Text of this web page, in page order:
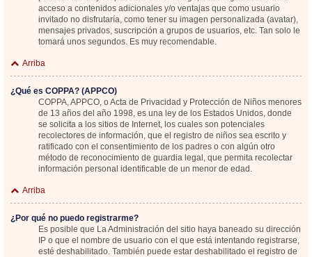
acceso a contenidos adicionales y/o ventajas que como usuario
invitado no disfrutaría, como tener su imagen personalizada (avatar),
mensajes privados, suscripción a grupos de usuarios, etc. Tan solo le
tomará unos segundos. Es muy recomendable.
Arriba
¿Qué es COPPA? (APPCO)
COPPA, APPCO, o Acta de Privacidad y Protección de Niños menores
de 13 años del año 1998, es una ley de los Estados Unidos, donde
se solicita a los sitios de Internet, los cuales son potenciales
recolectores de información, que el registro de niños sea escrito y
ratificado con el consentimiento de los padres o con algún otro
método de reconocimiento de guardia legal, que permita recolectar
información personal identificable de un menor de edad.
Arriba
¿Por qué no puedo registrarme?
Es posible que La Administración del sitio haya baneado su dirección
IP o que el nombre de usuario con el que está intentando registrarse,
esté deshabilitado. También puede estar deshabilitado el registro de